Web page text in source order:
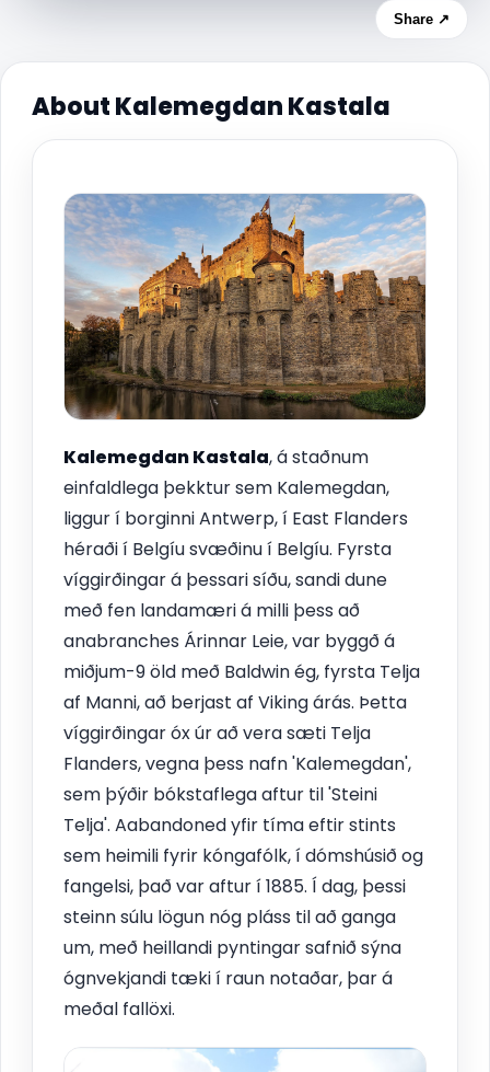
Share ↗
About Kalemegdan Kastala
Kalemegdan Kastala, á staðnum
einfaldlega þekktur sem Kalemegdan,
liggur í borginni Antwerp, í East Flanders
héraði í Belgíu svæðinu í Belgíu. Fyrsta
víggirðingar á þessari síðu, sandi dune
með fen landamæri á milli þess að
anabranches Árinnar Leie, var byggð á
miðjum-9 öld með Baldwin ég, fyrsta Telja
af Manni, að berjast af Viking árás. Þetta
víggirðingar óx úr að vera sæti Telja
Flanders, vegna þess nafn 'Kalemegdan',
sem þýðir bókstaflega aftur til 'Steini
Telja'. Aabandoned yfir tíma eftir stints
sem heimili fyrir kóngafólk, í dómshúsið og
fangelsi, það var aftur í 1885. Í dag, þessi
steinn súlu lögun nóg pláss til að ganga
um, með heillandi pyntingar safnið sýna
ógnvekjandi tæki í raun notaðar, þar á
meðal fallöxi.